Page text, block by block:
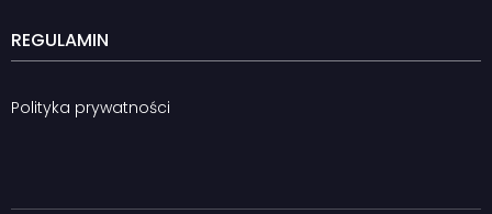
REGULAMIN
Polityka prywatności